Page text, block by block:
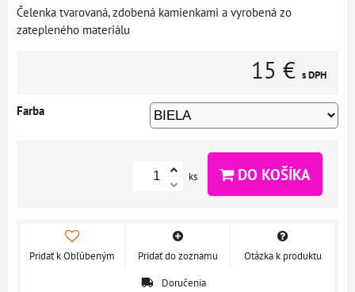
Čelenka tvarovaná, zdobená kamienkami a vyrobená zo
zatepleného materiálu
15 € s DPH
Farba
ks DO KOŠÍKA
Pridať k Obľúbeným Pridať do zoznamu
Otázka k produktu
Doručenia